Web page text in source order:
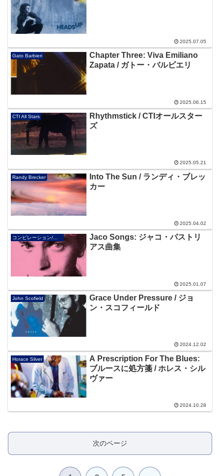
2025.07.05
Gato Barbieri
Chapter Three: Viva Emiliano
Zapata / ガトー・バルビエリ
2025.06.15
CTI All Stars
Rhythmstick / CTIオールスター
ズ
2025.05.21
Randy Brecker
Into The Sun / ランディ・ブレッ
カー
2025.04.02
コンピレーション/オムニバス/V.A.
Jaco Songs: ジャコ・パストリ
アス曲集
2025.01.07
John Scofield
Grace Under Pressure / ジョ
ン・スコフィールド
2024.12.02
Horace Silver
A Prescription For The Blues:
ブルースに処方箋 / ホレス・シル
ヴァー
2024.10.28
次のページ